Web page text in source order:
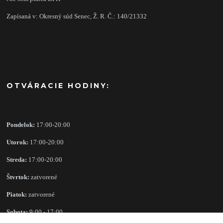
Zapísaná v: Okresný súd Senec, Ž. R. Č.: 140/21332
OTVÁRACIE HODINY:
Pondelok: 17:00-20:00
Utorok: 17:00-20:00
Streda: 17:00-20:00
Štvrtok: zatvorené
Piatok: zatvorené
Sobota:9:00 - 17:00